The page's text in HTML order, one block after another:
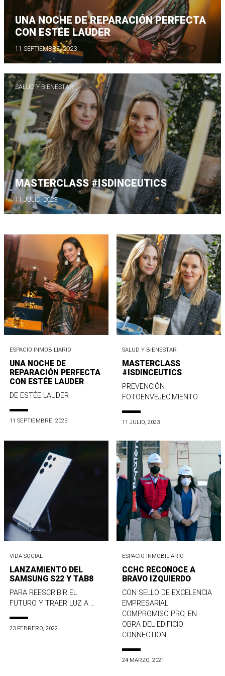
UNA NOCHE DE REPARACIÓN PERFECTA
CON ESTÉE LAUDER
11 SEPTIEMBRE, 2023
SALUD Y BIENESTAR
MASTERCLASS #ISDINCEUTICS
11 JULIO, 2023
ESPACIO INMOBILIARIO
UNA NOCHE DE
REPARACIÓN PERFECTA
CON ESTÉE LAUDER
DE ESTÉE LAUDER
11 SEPTIEMBRE, 2023
SALUD Y BIENESTAR
MASTERCLASS
#ISDINCEUTICS
PREVENCIÓN
FOTOENVEJECIMIENTO
11 JULIO, 2023
VIDA SOCIAL
LANZAMIENTO DEL
SAMSUNG S22 Y TAB8
PARA REESCRIBIR EL
FUTURO Y TRAER LUZ A ...
23 FEBRERO, 2022
ESPACIO INMOBILIARIO
CCHC RECONOCE A
BRAVO IZQUIERDO
CON SELLO DE EXCELENCIA
EMPRESARIAL
COMPROMISO PRO, EN
OBRA DEL EDIFICIO
CONNECTION
24 MARZO, 2021